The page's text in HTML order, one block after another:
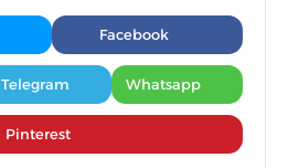
Facebook
Whatsapp
Telegram
Pinterest